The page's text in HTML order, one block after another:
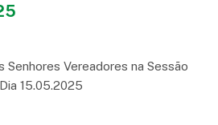
Senhores Vereadores na Sessão
15.05.2025